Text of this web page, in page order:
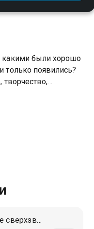
какими были хорошо
появились?
творчество,
познавательном
ТУ-144. Первый в мире сверхзвуковой пассажирский самолёт